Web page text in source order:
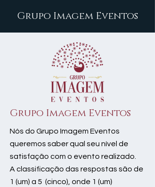
Grupo Imagem Eventos
Grupo Imagem Eventos
Nós do Grupo Imagem Eventos
queremos saber qual seu nível de
satisfação com o evento realizado.
A classificação das respostas são de
1 (um) a 5 (cinco), onde 1 (um)